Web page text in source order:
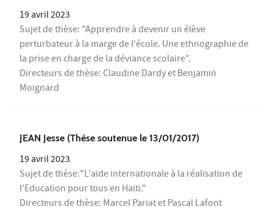
19 avril 2023
Sujet de thèse: "Apprendre à devenir un élève
perturbateur à la marge de l'école. Une ethnographie de
la prise en charge de la déviance scolaire".
Directeurs de thèse: Claudine Dardy et Benjamin
Moignard
JEAN Jesse (Thèse soutenue le 13/01/2017)
19 avril 2023
Sujet de thèse:"L'aide internationale à la réalisation de
l'Education pour tous en Haïti."
Directeurs de thèse: Marcel Pariat et Pascal Lafont